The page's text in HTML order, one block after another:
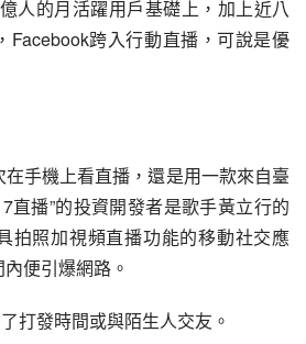
人的月活躍用戶基礎上，加上近八
Facebook跨入行動直播，可說是優
手機上看直播，還是用一款來自臺
直播”的投資開發者是歌手黃立行的
拍照加視頻直播功能的移動社交應
便引爆網路。
打發時間或與陌生人交友。